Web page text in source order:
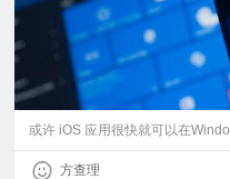
或许 iOS 应用很快就可以在
方查理